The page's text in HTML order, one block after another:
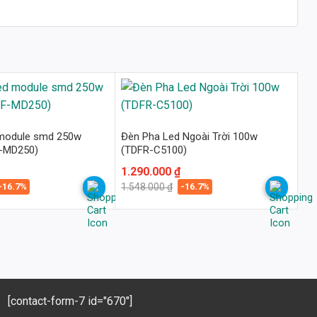
smd 250w
Đèn Pha Led Ngoài Trời 100w
(TDFR-C5100)
1.548.000₫
Giá
gốc
là:
1.290.000₫
Giá
hiện
tại
1.290.000 ₫.
-16.7%
[contact-form-7 id="670"]